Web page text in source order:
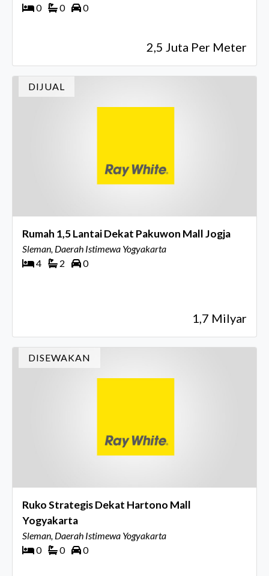
0 0 0
2,5 Juta Per Meter
DIJUAL
Rumah 1,5 Lantai Dekat Pakuwon Mall Jogja
Sleman, Daerah Istimewa Yogyakarta
4
2 0
1,7 Milyar
DISEWAKAN
Ruko Strategis Dekat Hartono Mall
Yogyakarta
Sleman, Daerah Istimewa Yogyakarta
0
0 0